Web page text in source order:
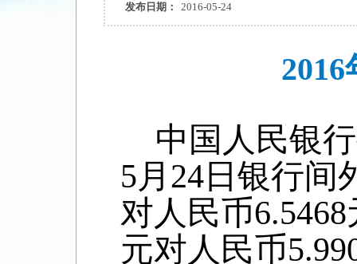
发布日期：
2016-05-24
中国人民银
5月 24日银行间
对人民币6.5468
元对人民币